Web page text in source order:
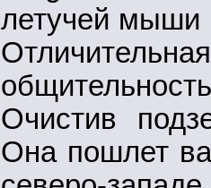
летучей мыши
Очистив
Она пошлет